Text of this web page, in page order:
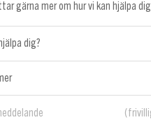
gärna mer om hur vi kan hjälpa
dig?